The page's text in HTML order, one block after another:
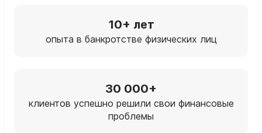
10+ лет
опыта в банкротстве физических лиц
30 000+
клиентов успешно решили свои финансовые
проблемы